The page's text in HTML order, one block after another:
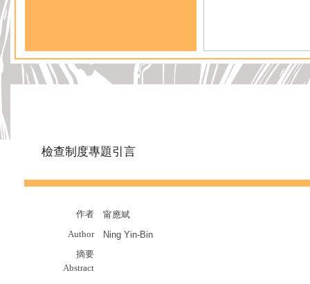
檢查制度專題引言
作者
甯應斌
Author
Ning Yin-Bin
摘要
Abstract